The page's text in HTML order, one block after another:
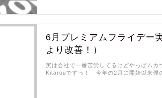
6月プレミアムフライデー
より改善！）
実は会社で一番苦労してるけどやっぱム
Kitarouですっ！ 今年の2月に開始以来僕